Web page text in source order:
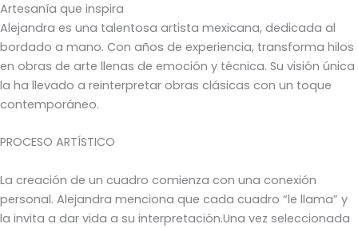
Artesanía que inspira
Alejandra es una talentosa artista mexicana, dedicada al
bordado a mano. Con años de experiencia, transforma hilos
en obras de arte llenas de emoción y técnica. Su visión única
la ha llevado a reinterpretar obras clásicas con un toque
contemporáneo.
PROCESO ARTÍSTICO
La creación de un cuadro comienza con una conexión
personal. Alejandra menciona que cada cuadro “le llama” y
la invita a dar vida a su interpretación.Una vez seleccionada